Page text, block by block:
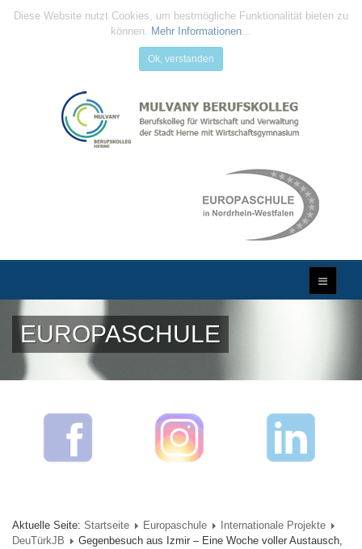
Diese Website nutzt Cookies, um bestmögliche Funktionalität bieten zu
können. Mehr Informationen...
Ok, verstanden
EUROPASCHULE
Aktuelle Seite: Startseite Europaschule
Internationale Projekte
DeuTürkJB
Gegenbesuch aus Izmir – Eine Woche voller Austausch,